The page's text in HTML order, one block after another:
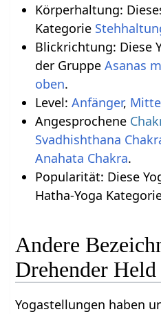
Körperhaltung:
Kategorie
Blickrichtung: Diese
der Gruppe Asanas
oben.
Level: Anfänger,
Angesprochene
Svadhishthana
Anahata Chakra.
Popularität: Diese
Hatha-Yoga
Andere
Drehender Held
Yogastellungen haben